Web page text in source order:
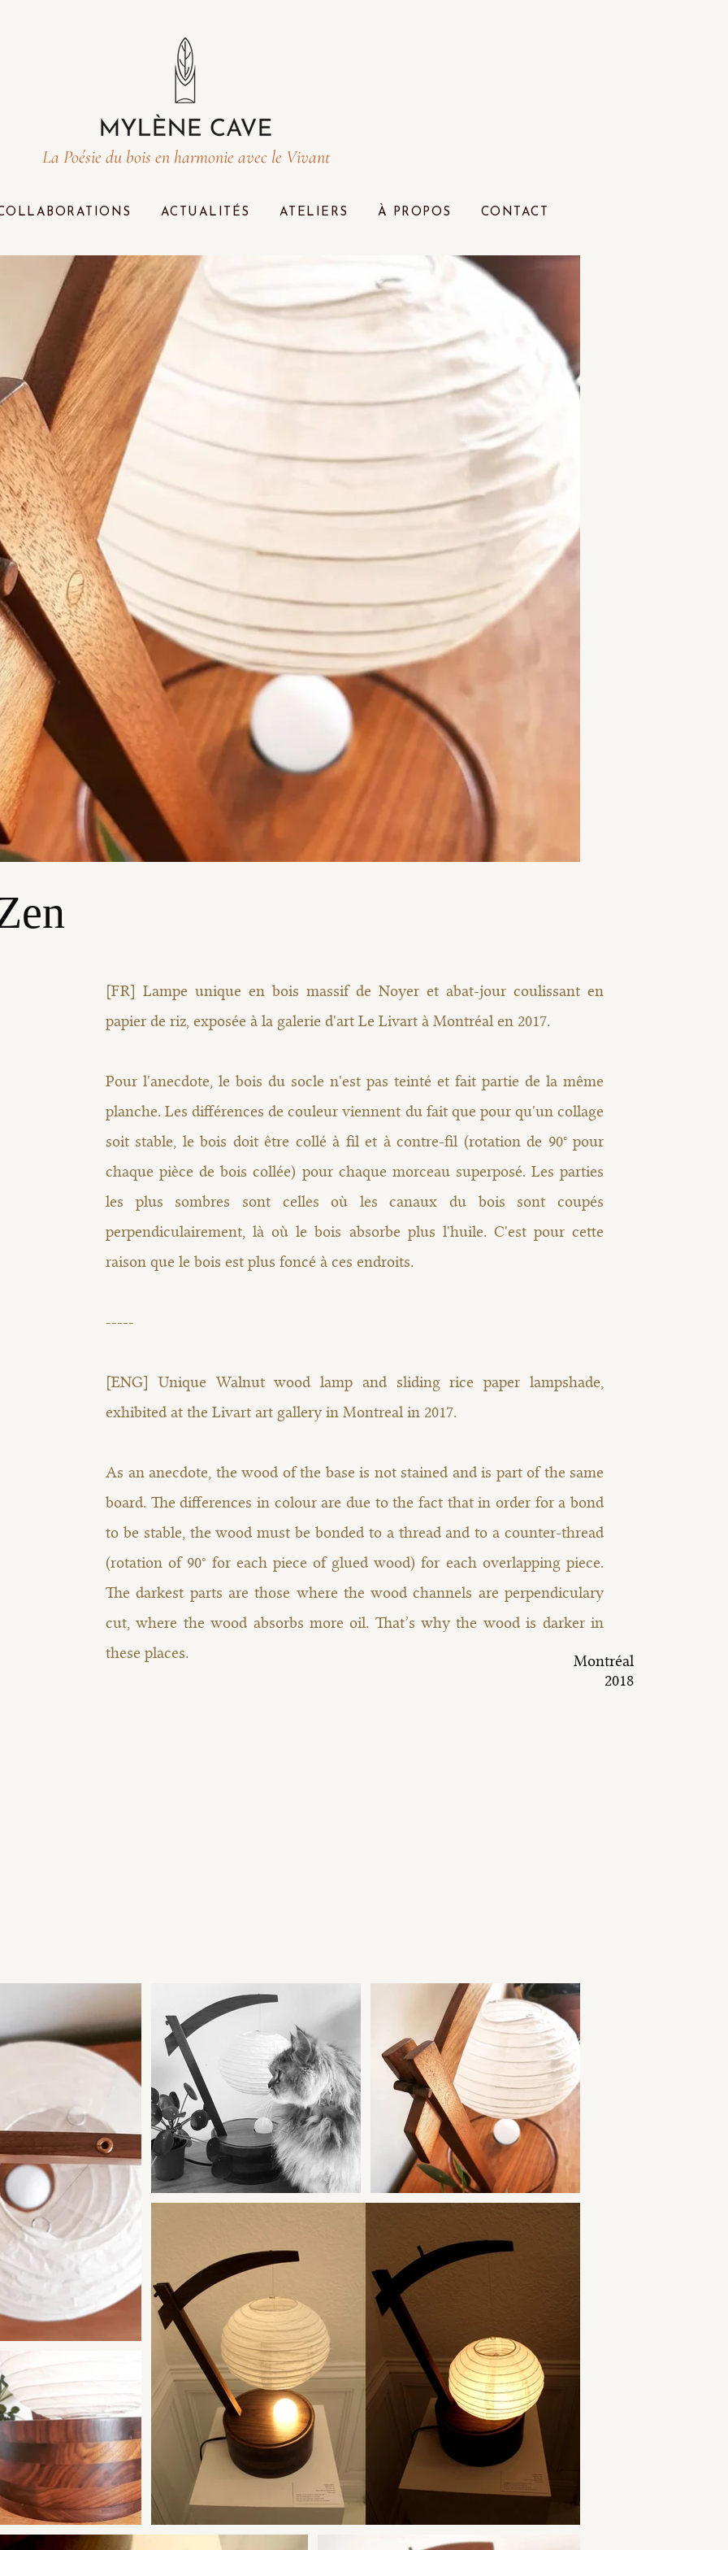
La Poésie du bois en harmonie avec le Vivant
ACTUALITÉS ATELIERS À PROPOS CONTACT
[FR] Lampe unique en bois massif de Noyer et abat-jour coulissant en
papier de riz, exposée à la galerie d'art Le Livart à Montréal en 2017.
Pour l'anecdote, le bois du socle n'est pas teinté et fait partie de la même
planche. Les différences de couleur viennent du fait que pour qu'un collage
soit stable, le bois doit être collé à fil et à contre-fil (rotation de 90° pour
chaque pièce de bois collée) pour chaque morceau superposé. Les parties
les plus sombres sont celles où les canaux du bois sont coupés
perpendiculairement, là où le bois absorbe plus l'huile. C'est pour cette
raison que le bois est plus foncé à ces endroits.
-----
[ENG] Unique Walnut wood lamp and sliding rice paper lampshade,
exhibited at the Livart art gallery in Montreal in 2017.
As an anecdote, the wood of the base is not stained and is part of the same
board. The differences in colour are due to the fact that in order for a bond
to be stable, the wood must be bonded to a thread and to a counter-thread
(rotation of 90° for each piece of glued wood) for each overlapping piece.
The darkest parts are those where the wood channels are perpendiculary
cut, where the wood absorbs more oil. That’s why the wood is darker in
these places.
2018
Montréal